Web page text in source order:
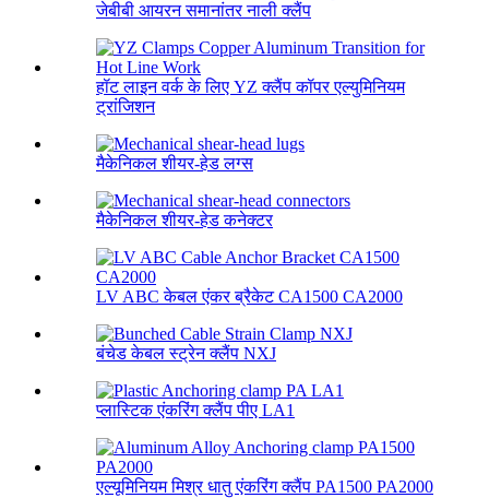
जेबीबी आयरन समानांतर नाली क्लैंप
हॉट लाइन वर्क के लिए YZ क्लैंप कॉपर एल्युमिनियम
ट्रांजिशन
मैकेनिकल शीयर-हेड लग्स
मैकेनिकल शीयर-हेड कनेक्टर
LV ABC केबल एंकर ब्रैकेट CA1500 CA2000
बंचेड केबल स्ट्रेन क्लैंप NXJ
प्लास्टिक एंकरिंग क्लैंप पीए LA1
एल्यूमिनियम मिश्र धातु एंकरिंग क्लैंप PA1500 PA2000